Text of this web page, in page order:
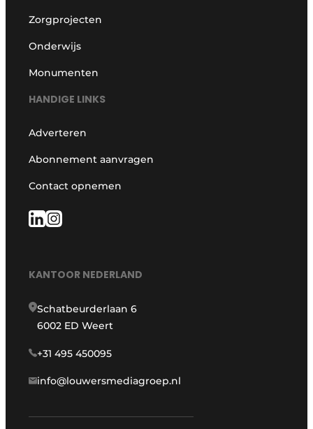
Zorgprojecten
Onderwijs
Monumenten
HANDIGE LINKS
Adverteren
Abonnement aanvragen
Contact opnemen
KANTOOR NEDERLAND
Schatbeurderlaan 6
6002 ED Weert
+31 495 450095
info@louwersmediagroep.nl